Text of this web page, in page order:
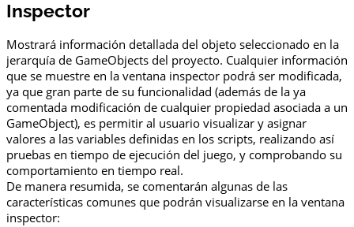
Inspector
Mostrará información detallada del objeto seleccionado en la
jerarquía de GameObjects del proyecto. Cualquier información
que se muestre en la ventana inspector podrá ser modificada,
ya que gran parte de su funcionalidad (además de la ya
comentada modificación de cualquier propiedad asociada a un
GameObject), es permitir al usuario visualizar y asignar
valores a las variables definidas en los scripts, realizando así
pruebas en tiempo de ejecución del juego, y comprobando su
comportamiento en tiempo real.
De manera resumida, se comentarán algunas de las
características comunes que podrán visualizarse en la ventana
inspector: